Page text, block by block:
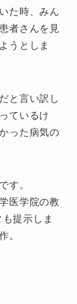
た時、みん
者さんを見
うとしま
と言い訳し
ているけ
った病気の
す。
医学院の教
提示しま
。